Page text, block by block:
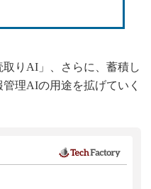
りAI」、さらに、蓄積し
理AIの用途を拡げていく